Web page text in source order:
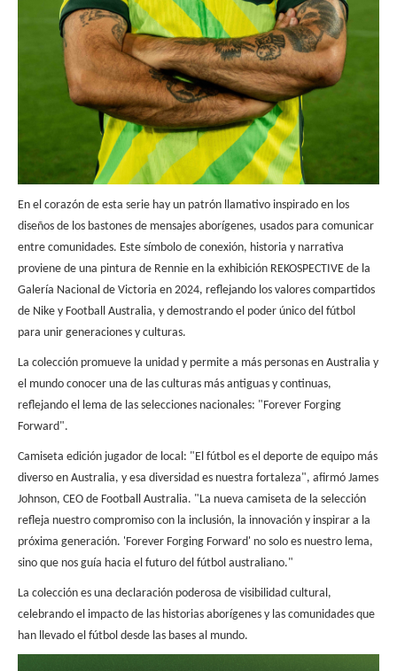
En el corazón de esta serie hay un patrón llamativo inspirado en los
diseños de los bastones de mensajes aborígenes, usados para comunicar
entre comunidades. Este símbolo de conexión, historia y narrativa
proviene de una pintura de Rennie en la exhibición REKOSPECTIVE de la
Galería Nacional de Victoria en 2024, reflejando los valores compartidos
de Nike y Football Australia, y demostrando el poder único del fútbol
para unir generaciones y culturas.
La colección promueve la unidad y permite a más personas en Australia y
el mundo conocer una de las culturas más antiguas y continuas,
reflejando el lema de las selecciones nacionales: "Forever Forging
Forward".
Camiseta edición jugador de local: "El fútbol es el deporte de equipo más
diverso en Australia, y esa diversidad es nuestra fortaleza", afirmó James
Johnson, CEO de Football Australia. "La nueva camiseta de la selección
refleja nuestro compromiso con la inclusión, la innovación y inspirar a la
próxima generación. 'Forever Forging Forward' no solo es nuestro lema,
sino que nos guía hacia el futuro del fútbol australiano."
La colección es una declaración poderosa de visibilidad cultural,
celebrando el impacto de las historias aborígenes y las comunidades que
han llevado el fútbol desde las bases al mundo.